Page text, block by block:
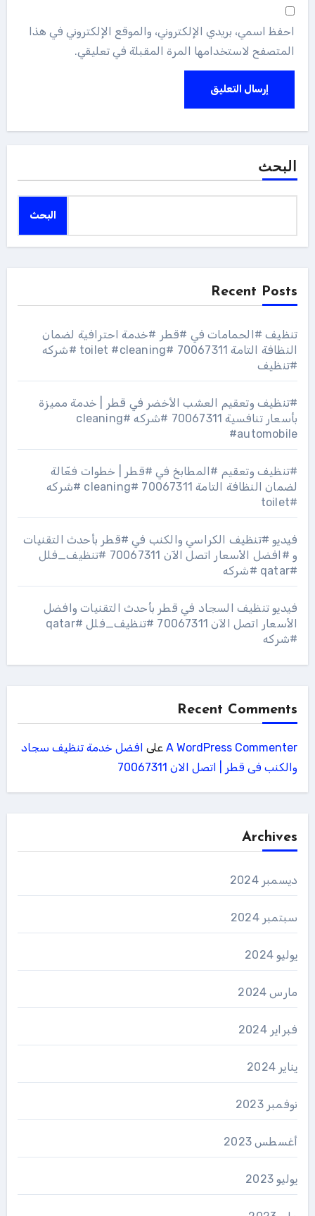
احفظ اسمي، بريدي الإلكتروني، والموقع الإلكتروني في هذا
المتصفح لاستخدامها المرة المقبلة في تعليقي.
البحث
البحث
Recent Posts
تنظيف #الحمامات في #قطر #خدمة احترافية لضمان
النظافة التامة 70067311 #toilet #cleaning #شركه
#تنظيف
#تنظيف وتعقيم العشب الأخضر في قطر | خدمة مميزة
بأسعار تنافسية 70067311 #شركه #cleaning
#automobile
#تنظيف وتعقيم #المطابخ في #قطر | خطوات فعّالة
لضمان النظافة التامة 70067311 #cleaning #شركه
#toilet
فيديو #تنظيف الكراسي والكنب في #قطر بأحدث التقنيات
و #افضل الأسعار اتصل الآن 70067311 #تنظيف_فلل
#qatar #شركه
فيديو تنظيف السجاد في قطر بأحدث التقنيات وافضل
الأسعار اتصل الآن 70067311 #تنظيف_فلل #qatar
#شركه
Recent Comments
A WordPress Commenterعلى افضل خدمة تنظيف سجاد
والكنب فى قطر | اتصل الان 70067311
Archives
ديسمبر 2024
سبتمبر 2024
يوليو 2024
مارس 2024
فبراير 2024
يناير 2024
نوفمبر 2023
أغسطس 2023
يوليو 2023